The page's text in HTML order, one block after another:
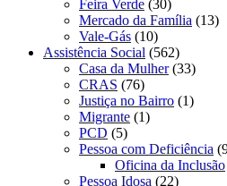
Feira Verde (30)
Mercado da Família (13)
Vale-Gás (10)
Assistência Social (562)
Casa da Mulher(33)
CRAS (76)
Justiça no Bairro (1)
Migrante (1)
PCD (5)
Pessoa com Deficiência
Oficina da Inclusão
Pessoa Idosa (22)